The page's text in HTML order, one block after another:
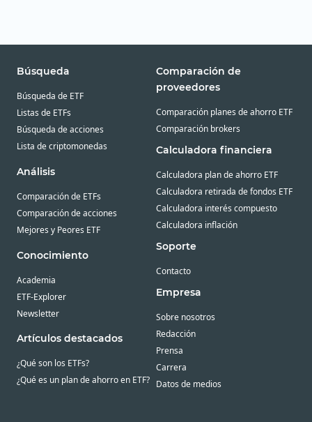
Búsqueda
Búsqueda de ETF
Listas de ETFs
Búsqueda de acciones
Lista de criptomonedas
Análisis
Comparación de ETFs
Comparación de acciones
Mejores y Peores ETF
Conocimiento
Academia
ETF-Explorer
Newsletter
Artículos destacados
¿Qué son los ETFs?
¿Qué es un plan de ahorro en ETF?
Comparación de
proveedores
Comparación planes de ahorro ETF
Comparación brokers
Calculadora financiera
Calculadora plan de ahorro ETF
Calculadora retirada de fondos ETF
Calculadora interés compuesto
Calculadora inflación
Soporte
Contacto
Empresa
Sobre nosotros
Redacción
Prensa
Carrera
Datos de medios